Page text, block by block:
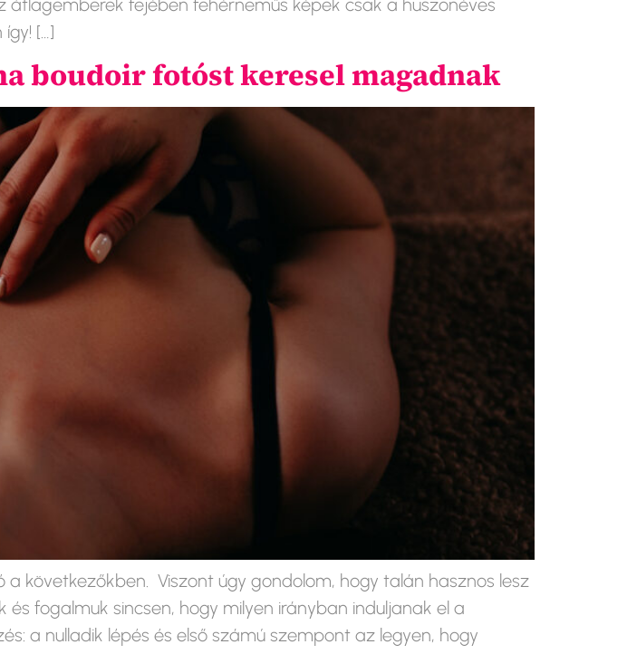
[…]
boudoir fotóst keresel magadnak
következőkben. Viszont úgy gondolom, hogy talán hasznos lesz
fogalmuk sincsen, hogy milyen irányban induljanak el a
a nulladik lépés és első számú szempont az legyen, hogy